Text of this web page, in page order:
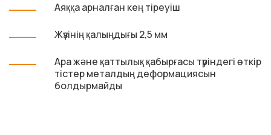
Аяққа арналған кең тіреуіш
Жүзінің қалыңдығы 2,5 мм
Ара және қаттылық қабырғасы түріндегі өткір
тістер металдың деформациясын
болдырмайды